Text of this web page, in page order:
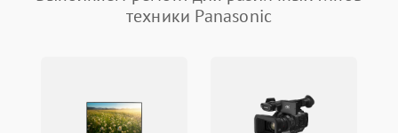
техники Panasonic